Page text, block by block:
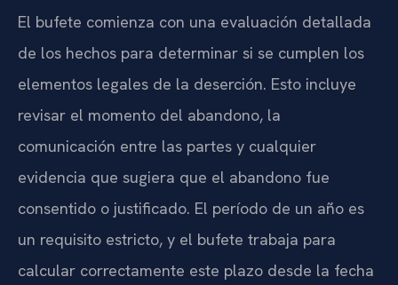
El bufete comienza con una evaluación detallada
de los hechos para determinar si se cumplen los
elementos legales de la deserción. Esto incluye
revisar el momento del abandono, la
comunicación entre las partes y cualquier
evidencia que sugiera que el abandono fue
consentido o justificado. El período de un año es
un requisito estricto, y el bufete trabaja para
calcular correctamente este plazo desde la fecha